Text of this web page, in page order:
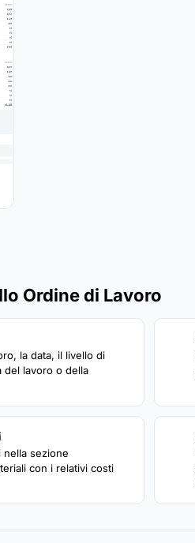
Ordine di Lavoro
la data, il livello di
del lavoro o della
nella sezione
con i relativi costi